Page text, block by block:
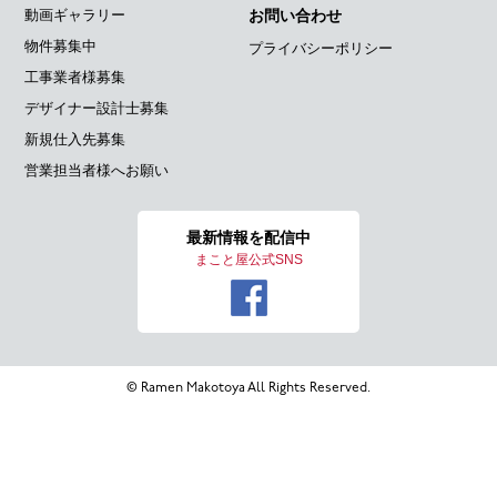
動画ギャラリー
物件募集中
工事業者様募集
デザイナー設計士募集
新規仕入先募集
営業担当者様へお願い
お問い合わせ
プライバシーポリシー
最新情報を配信中
まこと屋公式SNS
© Ramen Makotoya All Rights Reserved.